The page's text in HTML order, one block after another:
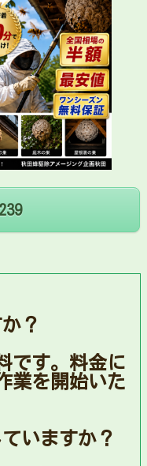
？
です。料金に
業を開始いた
いますか？